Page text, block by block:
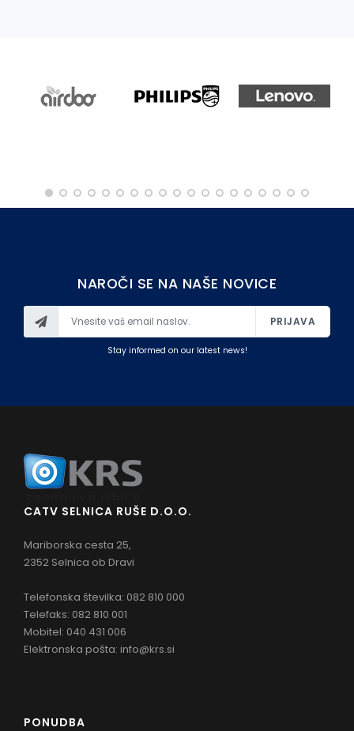
NAROČI SE NA NAŠE NOVICE
PRIJAVA
Stay informed on our latest news!
CATV SELNICA RUŠE D.O.O.
Mariborska cesta 25,
2352 Selnica ob Dravi
Telefonska številka: 082 810 000
Telefaks: 082 810 001
Mobitel: 040 431 006
Elektronska pošta: info@krs.si
PONUDBA